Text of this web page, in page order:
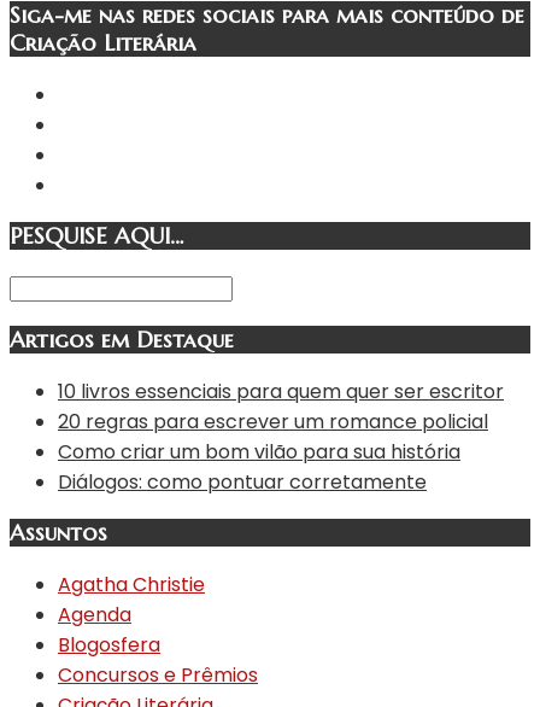
Siga-me nas redes sociais para mais conteúdo de
Criação Literária
PESQUISE AQUI…
Artigos em Destaque
10 livros essenciais para quem quer ser escritor
20 regras para escrever um romance policial
Como criar um bom vilão para sua história
Diálogos: como pontuar corretamente
Assuntos
Agatha Christie
Agenda
Blogosfera
Concursos e Prêmios